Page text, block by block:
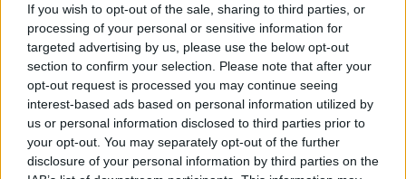
If you wish to opt-out of the sale, sharing to third parties, or
processing of your personal or sensitive information for
targeted advertising by us, please use the below opt-out
section to confirm your selection. Please note that after your
opt-out request is processed you may continue seeing
interest-based ads based on personal information utilized by
us or personal information disclosed to third parties prior to
your opt-out. You may separately opt-out of the further
disclosure of your personal information by third parties on the
Ηρακλείου Κρήτης στο Καστέλλι
07/08/26 15:16
Δημόσιο: Άκυρες από 1η
Οκτωβρίου οι εγκύκλιοι που δεν
θα αναρτώνται στις ιστοσελίδες
των φορέων
07/08/26|13:52